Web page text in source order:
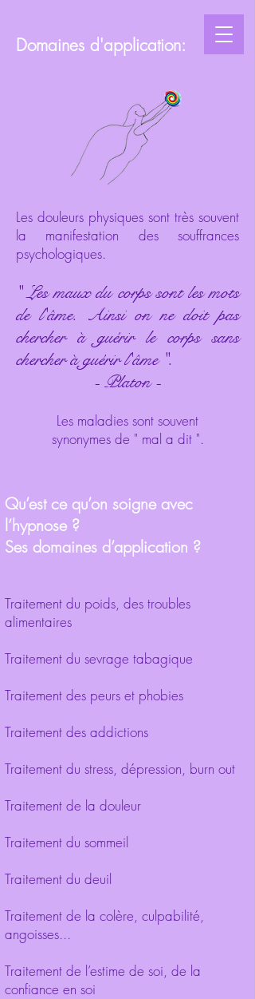
Domaines d'application:
Les douleurs physiques sont très souvent
la manifestation des souffrances
psychologiques.
" Les maux du corps sont les mots
de l'âme. Ainsi on ne doit pas
chercher à guérir le corps sans
chercher à guérir l'âme ".
- Platon -
Les maladies sont souvent
synonymes de " mal a dit ".
Qu’est ce qu’on soigne avec
l’hypnose ?
Ses domaines d’application ?
Traitement du poids, des troubles
alimentaires
Traitement du sevrage tabagique
Traitement des peurs et phobies
Traitement des addictions
Traitement du stress, dépression, burn out
Traitement de la douleur
Traitement du sommeil
Traitement du deuil
Traitement de la colère, culpabilité,
angoisses...
Traitement de l’estime de soi, de la
confiance en soi